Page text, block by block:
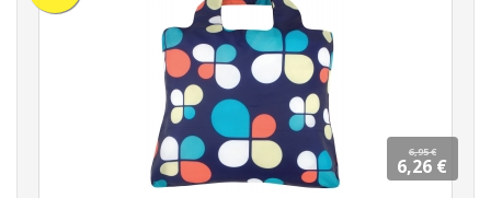
6,95 €
6,26 €